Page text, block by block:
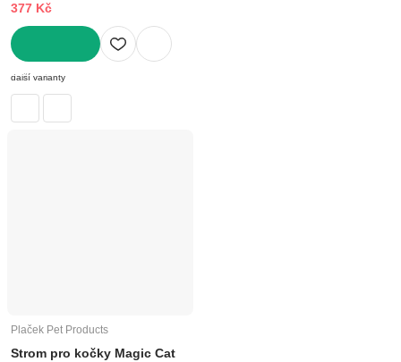
377 Kč
DO KOŠÍKU
další varianty
Plaček Pet Products
Strom pro kočky Magic Cat